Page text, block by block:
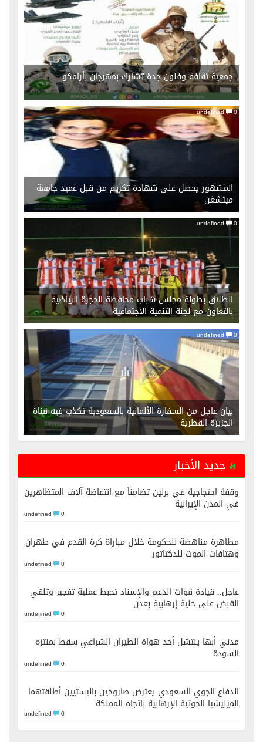
جمعية ثقافة وفنون جدة تشارك بمهرجان بأرامكو
undefined 0
المشهور يحصل على شهادة تكريم من قبل عميد جامعة
ميتشغن
undefined 0
انطلاق بطولة مجلس شباب محافظة الحجرة الرياضية
بالتعاون مع لجنة التنمية الاجتماعية
undefined 0
بيان عاجل من السفارة الألمانية بالسعودية تكذب فيه قناة
الجزيرة القطرية
جديد الأخبار
وقفة احتجاجية في برلين تضامناً مع انتفاضة آلاف المتظاهرين
في المدن الإيرانية
undefined 0
مظاهرة مناهضة للحكومة خلال مباراة كرة القدم في طهران
وهتافات الموت للدكتاتور
undefined 0
عاجل.. قيادة قوات الدعم والإسناد تحبط عملية تفجير وتلقي
القبض على خلية إرهابية بعدن
undefined 0
مدني أبها ينتشل أحد هواة الطيران الشراعي سقط بمنتزه
السودة
undefined 0
الدفاع الجوي السعودي يعترض صاروخين باليستيين أطلقتهما
الميليشيا الحوثية الإرهابية باتجاه المملكة
undefined 0